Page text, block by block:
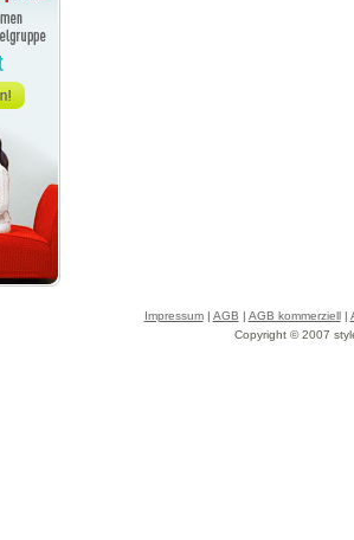
Impressum| AGB | AGB kommerziell|
Copyright © 2007